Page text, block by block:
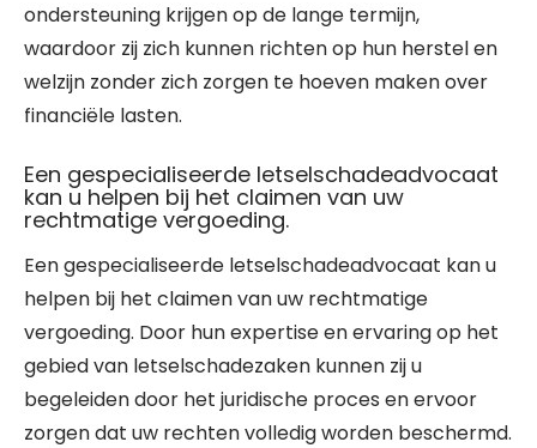
ondersteuning krijgen op de lange termijn,
waardoor zij zich kunnen richten op hun herstel en
welzijn zonder zich zorgen te hoeven maken over
financiële lasten.
Een gespecialiseerde letselschadeadvocaat
kan u helpen bij het claimen van uw
rechtmatige vergoeding.
Een gespecialiseerde letselschadeadvocaat kan u
helpen bij het claimen van uw rechtmatige
vergoeding. Door hun expertise en ervaring op het
gebied van letselschadezaken kunnen zij u
begeleiden door het juridische proces en ervoor
zorgen dat uw rechten volledig worden beschermd.